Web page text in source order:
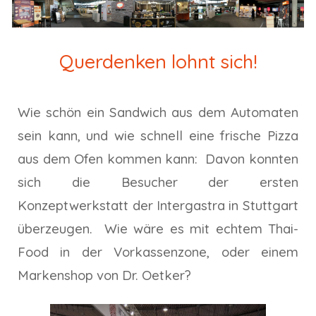
Querdenken lohnt sich!
Wie schön ein Sandwich aus dem Automaten
sein kann, und wie schnell eine frische Pizza
aus dem Ofen kommen kann: Davon konnten
sich die Besucher der ersten
Konzeptwerkstatt der Intergastra in Stuttgart
überzeugen. Wie wäre es mit echtem Thai-
Food in der Vorkassenzone, oder einem
Markenshop von Dr. Oetker?